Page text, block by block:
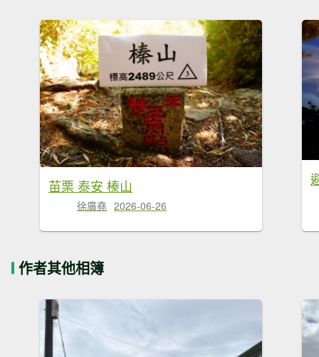
苗栗 泰安 榛山
徐廣堯 2026-06-26
作者其他相簿